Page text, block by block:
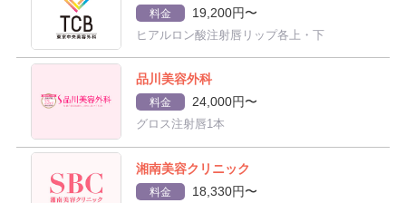
料金 19,200円〜
ヒアルロン酸注射唇リップ各上・下
品川美容外科
料金 24,000円〜
グロス注射唇1本
湘南美容クリニック
料金 18,330円〜